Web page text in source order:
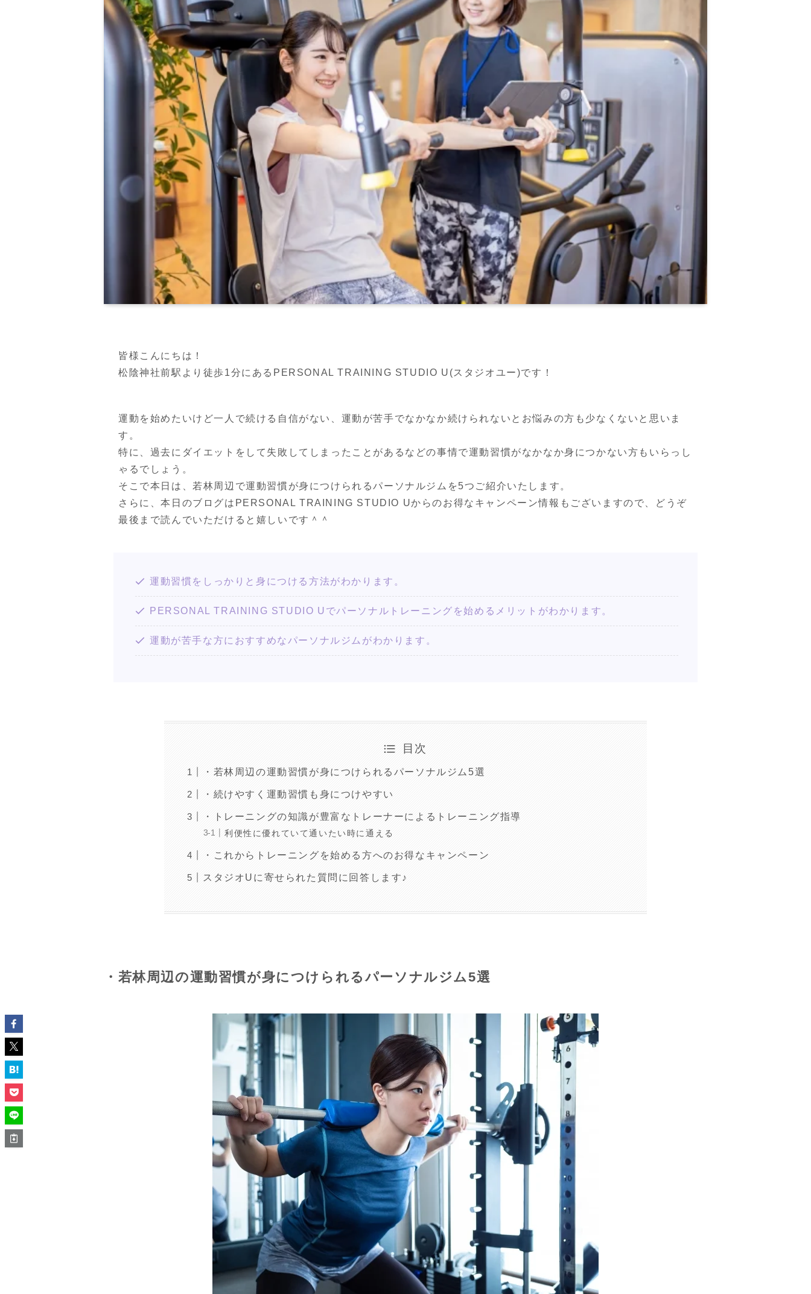
皆様こんにちは！
松陰神社前駅より徒歩1分にあるPERSONAL TRAINING STUDIO U(スタジオユー)です！
運動を始めたいけど一人で続ける自信がない、運動が苦手でなかなか続けられないとお悩みの方も少なくないと思いま
す。
特に、過去にダイエットをして失敗してしまったことがあるなどの事情で運動習慣がなかなか身につかない方もいらっし
ゃるでしょう。
そこで本日は、若林周辺で運動習慣が身につけられるパーソナルジムを5つご紹介いたします。
さらに、本日のブログはPERSONAL TRAINING STUDIO Uからのお得なキャンペーン情報もございますので、どうぞ
最後まで読んでいただけると嬉しいです＾＾
運動習慣をしっかりと身につける方法がわかります。
PERSONAL TRAINING STUDIO Uでパーソナルトレーニングを始めるメリットがわかります。
運動が苦手な方におすすめなパーソナルジムがわかります。
目次
・若林周辺の運動習慣が身につけられるパーソナルジム5選
・続けやすく運動習慣も身につけやすい
・トレーニングの知識が豊富なトレーナーによるトレーニング指導
利便性に優れていて通いたい時に通える
・これからトレーニングを始める方へのお得なキャンペーン
スタジオUに寄せられた質問に回答します♪
・若林周辺の運動習慣が身につけられるパーソナルジム5選